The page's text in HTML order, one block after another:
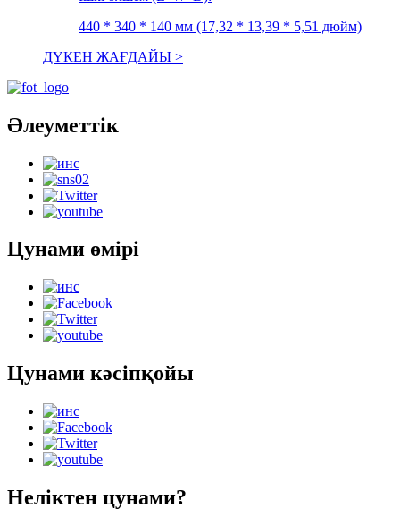
440 * 340 * 140 мм (17,32 * 13,39 * 5,51 дюйм)
ДҮКЕН ЖАҒДАЙЫ >
Әлеуметтік
Цунами өмірі
Цунами кәсіпқойы
Неліктен цунами?